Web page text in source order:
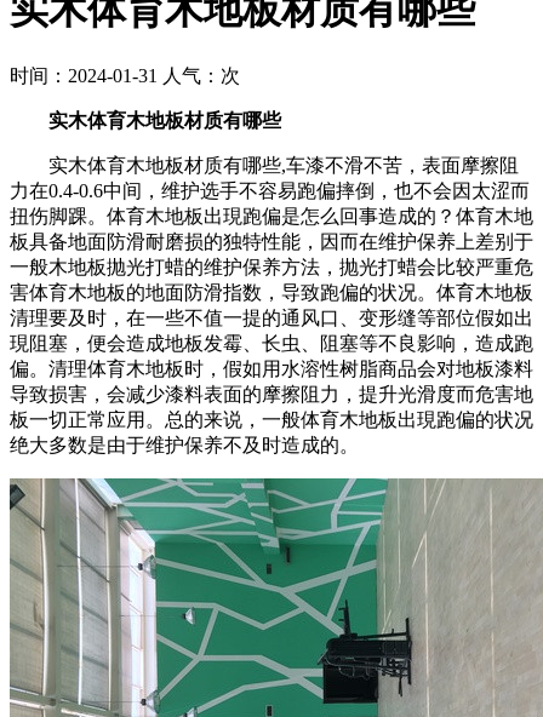
实木体育木地板材质有哪些
时间：2024-01-31 人气： 次
实木体育木地板材质有哪些
实木体育木地板材质有哪些,车漆不滑不苦，表面摩擦阻
力在0.4-0.6中间，维护选手不容易跑偏摔倒，也不会因太涩而
扭伤脚踝。体育木地板出現跑偏是怎么回事造成的？体育木地
板具备地面防滑耐磨损的独特性能，因而在维护保养上差别于
一般木地板抛光打蜡的维护保养方法，抛光打蜡会比较严重危
害体育木地板的地面防滑指数，导致跑偏的状况。体育木地板
清理要及时，在一些不值一提的通风口、变形缝等部位假如出
現阻塞，便会造成地板发霉、长虫、阻塞等不良影响，造成跑
偏。清理体育木地板时，假如用水溶性树脂商品会对地板漆料
导致损害，会减少漆料表面的摩擦阻力，提升光滑度而危害地
板一切正常应用。总的来说，一般体育木地板出現跑偏的状况
绝大多数是由于维护保养不及时造成的。